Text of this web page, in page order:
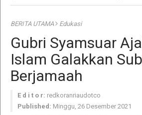
BERITA UTAMA Edukasi
Gubri Syamsuar
Islam Galakkan
Berjamaah
E d i t o r: redkoranriaudotco
Published: Minggu, 26 Desember 2021